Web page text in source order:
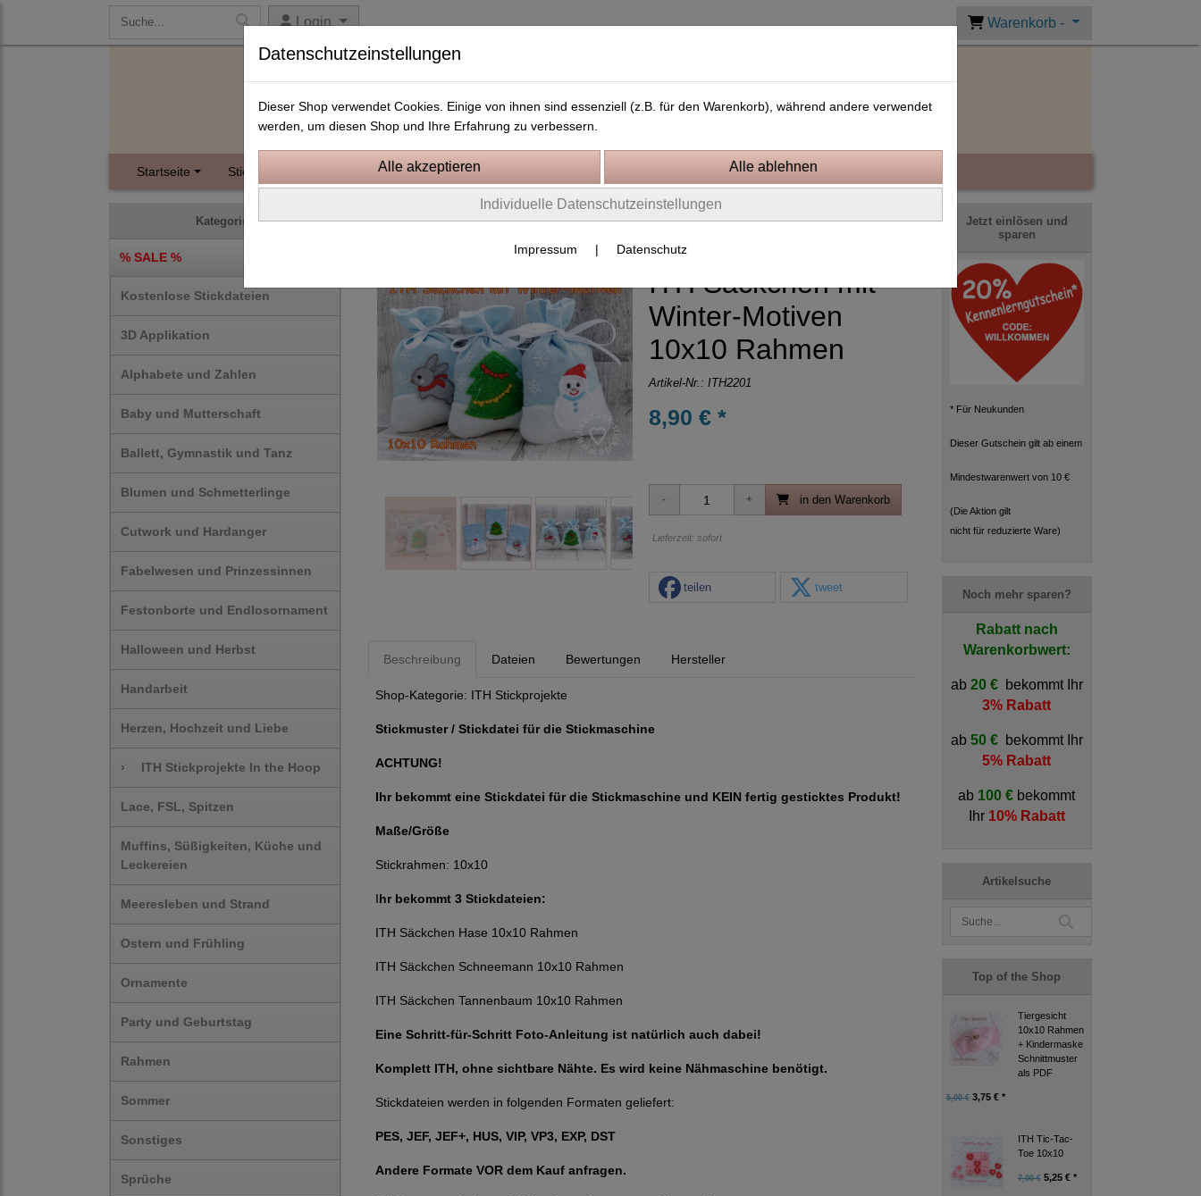
Login Warenkorb -
Startseite Stickdateien Instagram Kostenlose Stickdateien
Kategorien
% SALE %
Kostenlose Stickdateien
3D Applikation
Alphabete und Zahlen
Baby und Mutterschaft
Ballett, Gymnastik und Tanz
Blumen und Schmetterlinge
Cutwork und Hardanger
Fabelwesen und Prinzessinnen
Festonborte und Endlosornament
Halloween und Herbst
Handarbeit
Herzen, Hochzeit und Liebe
› ITH Stickprojekte In the Hoop
Lace, FSL, Spitzen
Muffins, Süßigkeiten, Küche und
Leckereien
Meeresleben und Strand
Ostern und Frühling
Ornamente
Party und Geburtstag
Rahmen
Sommer
Sonstiges
Sprüche
ITH Säckchen mit
Winter-Motiven
10x10 Rahmen
Artikel-Nr.: ITH2201
8,90 € *
in den Warenkorb
Lieferzeit: sofort
teilen tweet
Beschreibung Dateien Bewertungen Hersteller
Shop-Kategorie: ITH Stickprojekte
Stickmuster / Stickdatei für die Stickmaschine
ACHTUNG!
Ihr bekommt eine Stickdatei für die Stickmaschine und KEIN fertig gesticktes Produkt!
Maße/Größe
Stickrahmen: 10x10
Ihr bekommt 3 Stickdateien:
ITH Säckchen Hase 10x10 Rahmen
ITH Säckchen Schneemann 10x10 Rahmen
ITH Säckchen Tannenbaum 10x10 Rahmen
Eine Schritt-für-Schritt Foto-Anleitung ist natürlich auch dabei!
Komplett ITH, ohne sichtbare Nähte. Es wird keine Nähmaschine benötigt.
Stickdateien werden in folgenden Formaten geliefert:
PES, JEF, JEF+, HUS, VIP, VP3, EXP, DST
Andere Formate VOR dem Kauf anfragen.
Jetzt einlösen und
sparen
* Für Neukunden
Dieser Gutschein gilt ab einem
Mindestwarenwert von 10 €
(Die Aktion gilt
nicht für reduzierte Ware)
Noch mehr sparen?
Rabatt nach
Warenkorbwert:
ab20 € bekommt Ihr
3% Rabatt
ab50 € bekommt Ihr
5% Rabatt
ab 100 € bekommt
Ihr 10% Rabatt
Artikelsuche
Top of the Shop
Tiergesicht
10x10 Rahmen
+ Kindermaske
Schnittmuster
als PDF
5,00 €3,75 € *
ITH Tic-Tac-
Toe 10x10
7,00 €5,25 € *
Datenschutzeinstellungen
Dieser Shop verwendet Cookies. Einige von ihnen sind essenziell (z.B. für den Warenkorb), während andere verwendet
werden, um diesen Shop und Ihre Erfahrung zu verbessern.
Individuelle Datenschutzeinstellungen
Impressum | Datenschutz